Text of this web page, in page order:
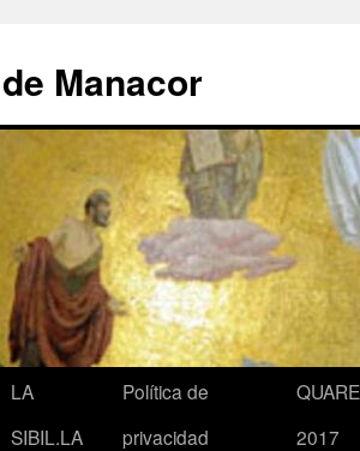
Manacor
LA
SIBIL.LA
Política de
privacidad
2017